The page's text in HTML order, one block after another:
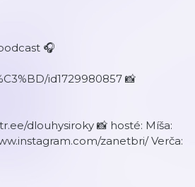
🎧
id1729980857 📸
dlouhysiroky 📸 hosté: Míša:
zanetbri/ Verča: